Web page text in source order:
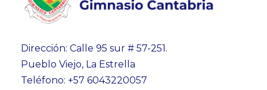
Dirección: Calle 95 sur # 57-251.
Pueblo Viejo, La Estrella
Teléfono: +57 6043220057